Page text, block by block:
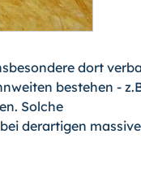
dort
bestehen -
Solche
derartigen